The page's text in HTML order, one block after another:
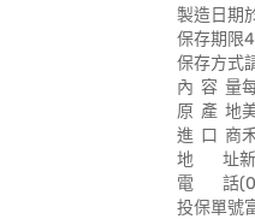
製造日期
保存期限4
保存方式
內 容 量
原 產 地
進 口 商
地 址新
電 話
投保單號